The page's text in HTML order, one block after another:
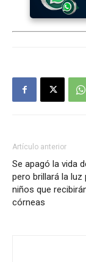
Artículo anterior
Se apagó la vida
pero brillará la luz
niños que
córneas